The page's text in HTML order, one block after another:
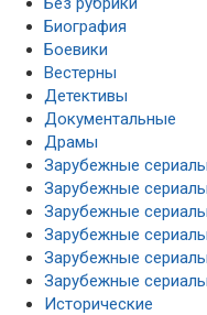
Биография
Боевики
Вестерны
Детективы
Документальные
Драмы
Зарубежные сериалы
Зарубежные
Зарубежные
Зарубежные
Зарубежные
Зарубежные
Исторические